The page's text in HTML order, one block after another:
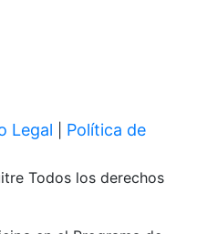
Legal
Política de
Todos los derechos